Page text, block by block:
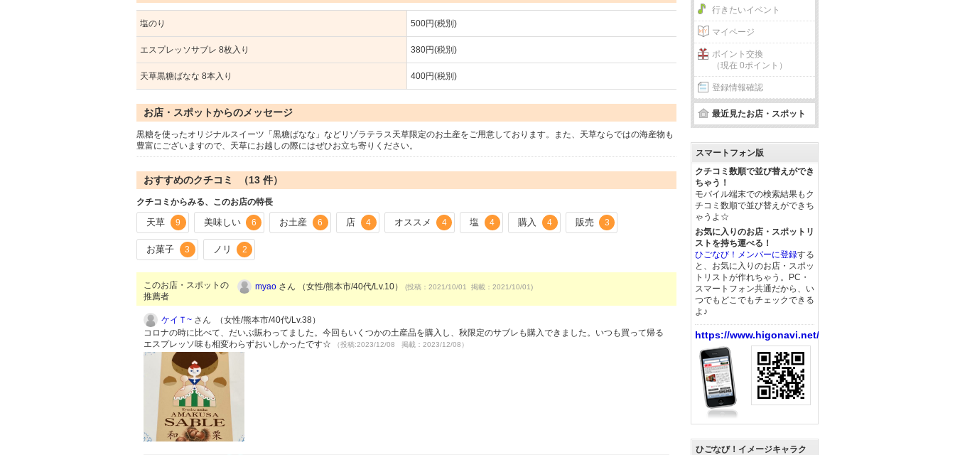
塩のり 500円(税別)
エスプレッソサブレ 8枚入り 380円(税別)
天草黒糖ばなな 8本入り 400円(税別)
お店・スポットからのメッセージ
黒糖を使ったオリジナルスイーツ「黒糖ばなな」などリゾラテラス天草限定のお土産をご用意しております。また、天草ならではの海産物も
豊富にございますので、天草にお越しの際にはぜひお立ち寄りください。
おすすめのクチコミ （13 件）
クチコミからみる、このお店の特長
天草 9 美味しい 6 お土産 6 店 4 オススメ 4 塩 4 購入 4 販売 3
お菓子 3 ノリ 2
このお店・スポットの
推薦者
myao さん （女性/熊本市/40代/Lv.10） (投稿：2021/10/01 掲載：2021/10/01)
ケイＴ~ さん （女性/熊本市/40代/Lv.38）
コロナの時に比べて、だいぶ賑わってました。今回もいくつかの土産品を購入し、秋限定のサブレも購入できました。いつも買って帰る
エスプレッソ味も相変わらずおいしかったです☆
（投稿:2023/12/08 掲載：2023/12/08）
行きたいイベント
マイページ
ポイント交換
（現在 0ポイント）
登録情報確認
最近見たお店・スポット
スマートフォン版
クチコミ数順で並び替えができ
ちゃう！
モバイル端末での検索結果もク
チコミ数順で並び替えができち
ゃうよ☆
お気に入りのお店・スポットリ
ストを持ち運べる！
ひごなび！メンバーに登録する
と、お気に入りのお店・スポッ
トリストが作れちゃう。PC・
スマートフォン共通だから、い
つでもどこでもチェックできる
よ♪
https://www.higonavi.net/
ひごなび！イメージキャラク